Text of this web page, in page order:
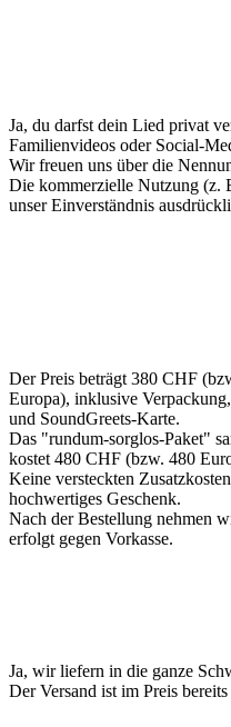
Ja, du darfst dein Lied privat
Familienvideos oder Social-
Wir freuen uns über die
Die kommerzielle Nutzung (z.
unser Einverständnis
Der Preis beträgt 380 CHF
Europa), inklusive
und SoundGreets-Karte.
Das "rundum-sorglos-Paket"
kostet 480 CHF (bzw. 480
Keine versteckten
hochwertiges Geschenk.
Nach der Bestellung nehmen
erfolgt gegen Vorkasse.
Ja, wir liefern in die ganze
Der Versand ist im Preis bereits